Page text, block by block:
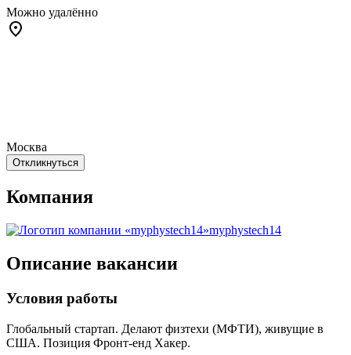
Можно удалённо
Москва
Откликнуться
Компания
myphystech14
Описание вакансии
Условия работы
Глобальный стартап. Делают физтехи (МФТИ), живущие в
США. Позиция Фронт-енд Хакер.